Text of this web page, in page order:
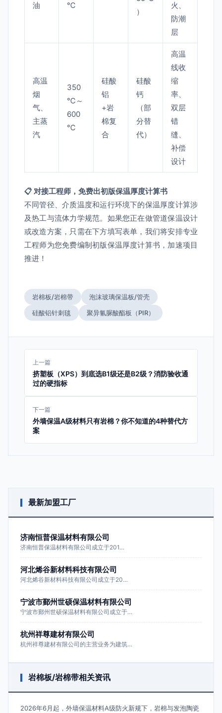
油 ℃
）
火、
防潮
层
高温
烟
气、
主蒸
汽
350
℃～
600
℃
硅酸
铝
+岩
棉复
合
硅酸
钙
（部
分替
代）
高温
线收
缩
率、
双层
错
缝、
补偿
设计
📋 对接工程师，免费出初版保温厚度计算书
不同管径、介质温度和运行环境下的保温厚度计算涉
及热工与流体力学规范。如果您正在做管道保温设计
或改造方案，只需在下方填写表单，我们将安排专业
工程师为您免费编制初版保温厚度计算书，加速项目
推进！
岩棉板/岩棉带
泡沫玻璃保温板/管壳
硅酸铝针刺毯
聚异氰脲酸酯板（PIR）
上一篇
挤塑板（XPS）到底选B1级还是B2级？消防验收通
过的硬指标
下一篇
外墙保温A级材料只有岩棉？你不知道的4种替代方
案
最新加盟工厂
济南恒普保温材料有限公司
济南恒普保温材料有限公司成立于201…
河北烯谷新材料科技有限公司
河北烯谷新材料科技有限公司成立于20…
宁波市鄞州世硕保温材料有限公司
宁波市鄞州世硕保温材料有限公司成立于…
杭州祥尊建材有限公司
杭州祥尊建材有限公司的主营业务为建筑…
岩棉板/岩棉带相关资讯
2026年6月起，外墙保温材料A级防火新规下，岩棉与发泡陶瓷